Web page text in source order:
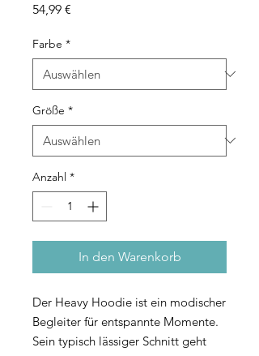
54,99 €
Farbe *
Größe *
Anzahl *
In den Warenkorb
Der Heavy Hoodie ist ein modischer
Begleiter für entspannte Momente.
Sein typisch lässiger Schnitt geht